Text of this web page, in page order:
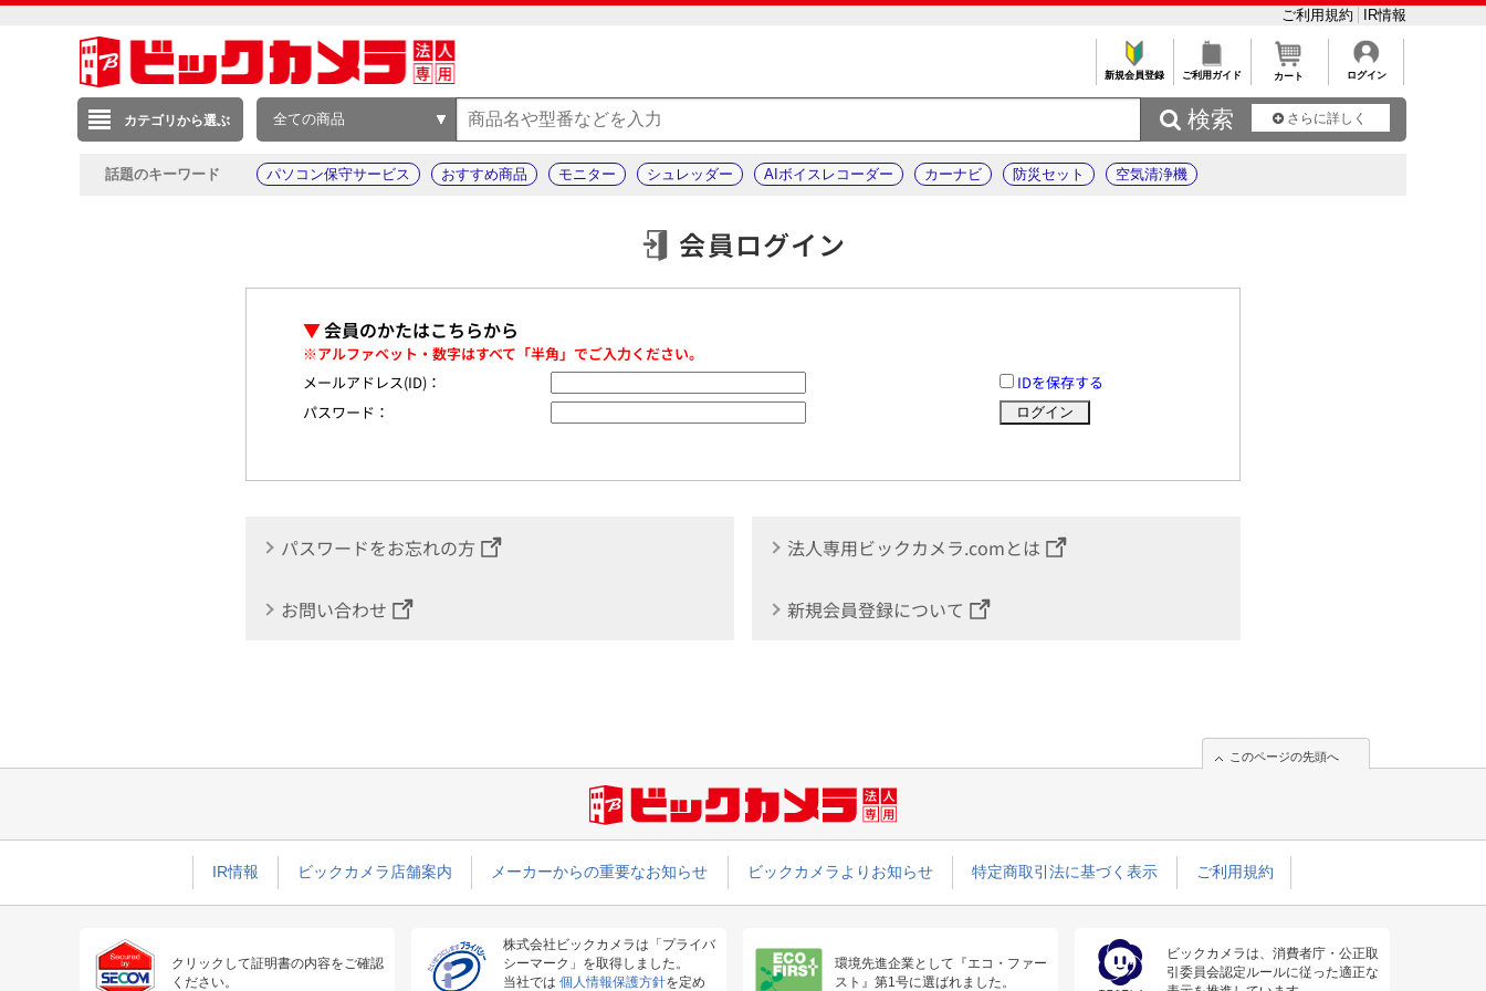
ご利用規約 IR情報
新規会員登録 ご利用ガイド カート ログイン
カテゴリから選ぶ 全ての商品  検索 さらに詳しく
話題のキーワード パソコン保守サービス おすすめ商品 モニター シュレッダー AIボイスレコーダー カーナビ 防災セット 空気清浄機
会員ログイン
▼会員のかたはこちらから
※アルファベット・数字はすべて「半角」でご入力ください。
メールアドレス(ID)：
IDを保存する
パスワード：
パスワードをお忘れの方 法人専用ビックカメラ.comとは
お問い合わせ 新規会員登録について
このページの先頭へ
IR情報 ビックカメラ店舗案内 メーカーからの重要なお知らせ ビックカメラよりお知らせ 特定商取引法に基づく表示 ご利用規約
クリックして証明書の内容をご確認
ください。
株式会社ビックカメラは「プライバ
シーマーク」を取得しました。
当社では 個人情報保護方針を定め
環境先進企業として『エコ・ファー
スト』第1号に選ばれました。
ビックカメラは、消費者庁・公正取
引委員会認定ルールに従った適正な